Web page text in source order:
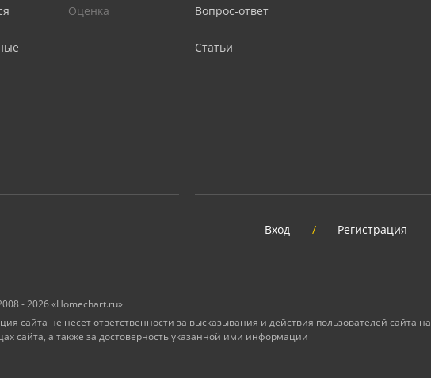
Оценка Вопрос-ответ
Статьи
Вход / Регистрация
- 2026 «Homechart.ru»
сайта не несет ответственности за высказывания и действия пользователей сайта на
сайта, а также за достоверность указанной ими информации